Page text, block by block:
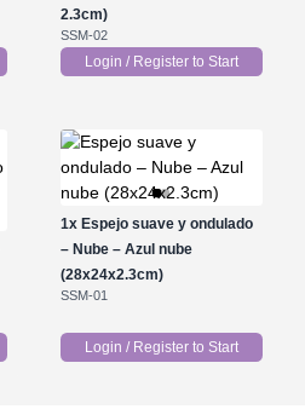
2.3cm)
SSM-02
Login / Register to Start
1x Espejo suave y ondulado
– Nube – Azul nube
(28x24x2.3cm)
SSM-01
Login / Register to Start